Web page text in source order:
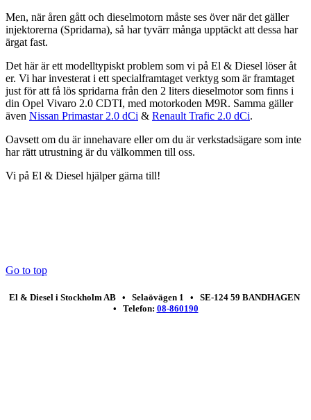
Men, när åren gått och dieselmotorn måste ses över när det gäller
injektorerna (Spridarna), så har tyvärr många upptäckt att dessa har
ärgat fast.
Det här är ett modelltypiskt problem som vi på El & Diesel löser åt
er. Vi har investerat i ett specialframtaget verktyg som är framtaget
just för att få lös spridarna från den 2 liters dieselmotor som finns i
din Opel Vivaro 2.0 CDTI, med motorkoden M9R. Samma gäller
även Nissan Primastar 2.0 dCi & Renault Trafic 2.0 dCi.
Oavsett om du är innehavare eller om du är verkstadsägare som inte
har rätt utrustning är du välkommen till oss.
Vi på El & Diesel hjälper gärna till!
Go to top
El & Diesel i Stockholm AB • Selaövägen 1 • SE-124 59 BANDHAGEN
• Telefon: 08-860190